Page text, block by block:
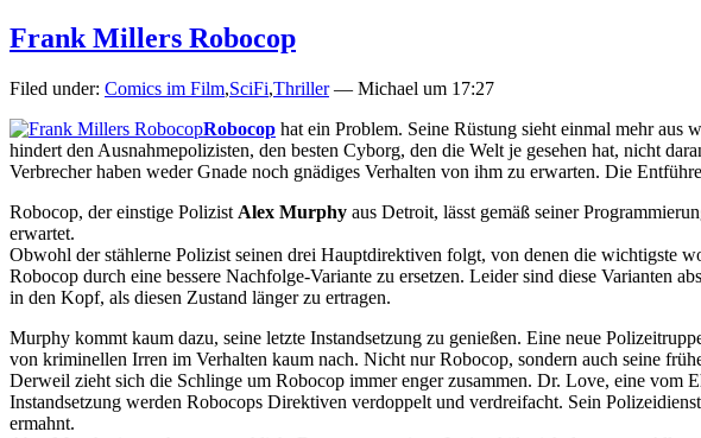
Frank Millers Robocop
Filed under: Comics im Film,SciFi,Thriller— Michael um 17:27
Robocop hat ein Problem. Seine Rüstung sieht einmal mehr
hindert den Ausnahmepolizisten, den besten Cyborg, den die Welt je gesehen hat, nicht
Verbrecher haben weder Gnade noch gnädiges Verhalten von ihm zu erwarten. Die
Robocop, der einstige Polizist Alex Murphy aus Detroit, lässt gemäß seiner
erwartet.
Obwohl der stählerne Polizist seinen drei Hauptdirektiven folgt, von denen die wichtigste
Robocop durch eine bessere Nachfolge-Variante zu ersetzen. Leider sind diese Varianten
in den Kopf, als diesen Zustand länger zu ertragen.
Murphy kommt kaum dazu, seine letzte Instandsetzung zu genießen. Eine neue
von kriminellen Irren im Verhalten kaum nach. Nicht nur Robocop, sondern auch seine
Derweil zieht sich die Schlinge um Robocop immer enger zusammen. Dr. Love, eine vom
Instandsetzung werden Robocops Direktiven verdoppelt und verdreifacht. Sein
ermahnt.